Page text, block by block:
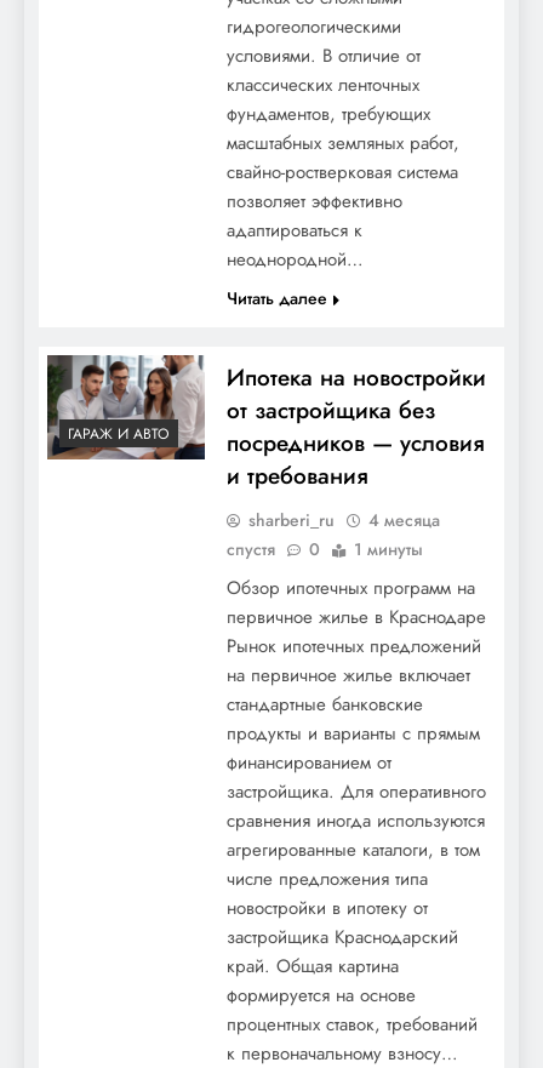
гидрогеологическими
условиями. В отличие от
классических ленточных
фундаментов, требующих
масштабных земляных работ,
свайно-ростверковая система
позволяет эффективно
адаптироваться к
неоднородной…
Читать далее
ГАРАЖ И АВТО
Ипотека на новостройки
от застройщика без
посредников — условия
и требования
sharberi_ru
4 месяца
спустя
0 1 минуты
Обзор ипотечных программ на
первичное жилье в Краснодаре
Рынок ипотечных предложений
на первичное жилье включает
стандартные банковские
продукты и варианты с прямым
финансированием от
застройщика. Для оперативного
сравнения иногда используются
агрегированные каталоги, в том
числе предложения типа
новостройки в ипотеку от
застройщика Краснодарский
край. Общая картина
формируется на основе
процентных ставок, требований
к первоначальному взносу…